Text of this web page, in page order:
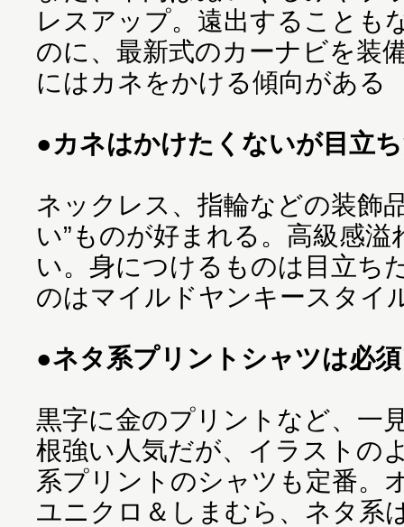
レスアップ。遠出することも
のに、最新式のカーナビを装
にはカネをかける傾向がある
●カネはかけたくないが目立
ネックレス、指輪などの装飾
い”ものが好まれる。高級感
い。身につけるものは目立ち
のはマイルドヤンキースタイ
●ネタ系プリントシャツは必
黒字に金のプリントなど、一
根強い人気だが、イラストの
系プリントのシャツも定番。
ユニクロ＆しまむら、ネタ系